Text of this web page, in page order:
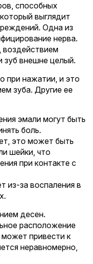
способных
выглядит
Одна из
нерва.
воздействием
зуб внешне целый.
при нажатии, и это
зуба. Другие ее
эмали могут быть
боль.
это может быть
шейки, что
при контакте с
из-за воспаления в
десен.
расположение
привести к
неравномерно,